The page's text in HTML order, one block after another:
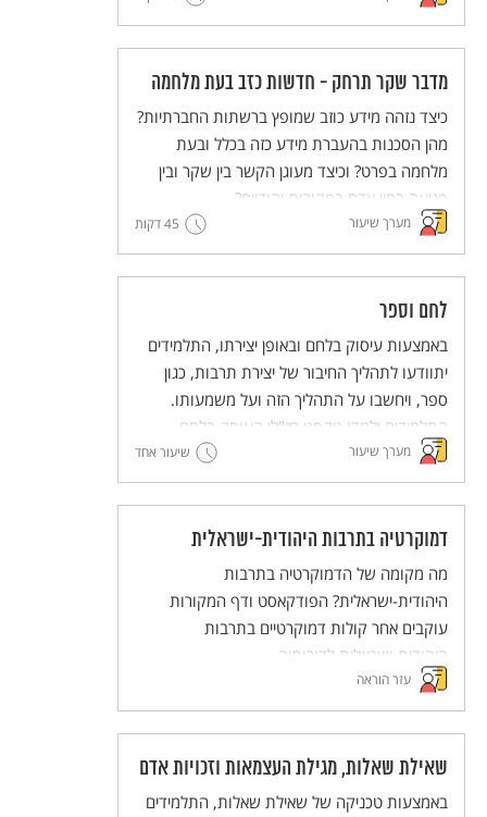
במה הוא מוּעָד ומה אנחנו (האדם) יכולים לעשות
מדבר שקר תרחק - חדשות כזב בעת מלחמה
כיצד נזהה מידע כוזב שמופץ ברשתות החברתיות?
מהן הסכנות בהעברת מידע כזה בכלל ובעת
מלחמה בפרט? וכיצד מעוגן הקשר בין שקר ובין
פגיעה בחיי אדם במקורות יהודיים?
מערך שיעור 45 דקות
לחם וספר
באמצעות עיסוק בלחם ובאופן יצירתו, התלמידים
יתוודעו לתהליך החיבור של יצירת תרבות, כגון
ספר, ויחשבו על התהליך הזה ועל משמעותו.
התלמידים ילמדו טקסט חז"לי העוסק בלחם
ובתהליך הכנתו כדימוי ויְפתחו את היכולת לעסוק
בדימויים. מתוך כך יעשירו התלמידים את הבנתם
לגבי חג השבועות.
מערך שיעור שיעור אחד
דמוקרטיה בתרבות היהודית-ישראלית
מה מקומה של הדמוקרטיה בתרבות
היהודית-ישראלית? הפודקאסט ודף המקורות
עוקבים אחר קולות דמוקרטיים בתרבות
היהודית-ישראלית לדורותיה.
עזר הוראה
שאילת שאלות, מגילת העצמאות וזכויות אדם
באמצעות טכניקה של שאילת שאלות, התלמידים